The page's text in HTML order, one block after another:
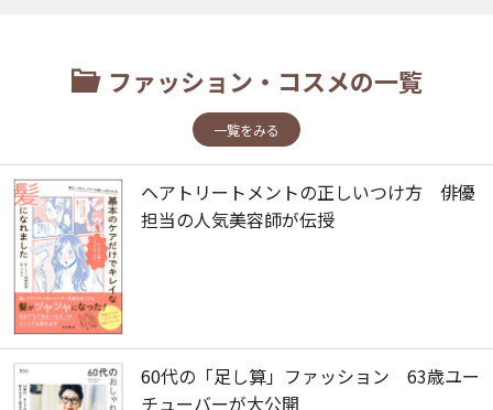
ファッション・コスメの一覧
一覧をみる
ヘアトリートメントの正しいつけ方 俳優
担当の人気美容師が伝授
60代の「足し算」ファッション 63歳ユー
チューバーが大公開